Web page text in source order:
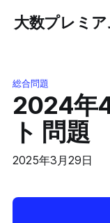
大数プレミア
総合問題
2024年
ト 問題
2025年3月29日